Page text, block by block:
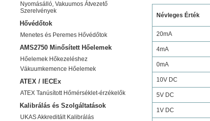
Nyomásálló, Vakuumos Átvezető
Szerelvények
Hővédőtok
Menetes és Peremes Hővédőtok
AMS2750 Minősített Hőelemek
Hőelemek Hőkezeléshez
Vákuumkemence Hőelemek
ATEX / IECEx
ATEX Tanúsított Hőmérséklet-érzékelők
Kalibrálás és Szolgáltatások
UKAS Akkreditált Kalibrálás
Névleges Érték
20mA
4mA
0mA
10V DC
5V DC
1V DC